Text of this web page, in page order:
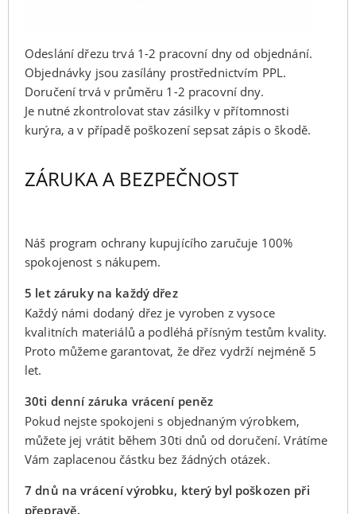
Odeslání dřezu trvá 1-2 pracovní dny od objednání.
Objednávky jsou zasílány prostřednictvím PPL.
Doručení trvá v průměru 1-2 pracovní dny.
Je nutné zkontrolovat stav zásilky v přítomnosti
kurýra, a v případě poškození sepsat zápis o škodě.
ZÁRUKA A BEZPEČNOST
Náš program ochrany kupujícího zaručuje 100%
spokojenost s nákupem.
5 let záruky na každý dřez
Každý námi dodaný dřez je vyroben z vysoce
kvalitních materiálů a podléhá přísným testům kvality.
Proto můžeme garantovat, že dřez vydrží nejméně 5
let.
30ti denní záruka vrácení peněz
Pokud nejste spokojeni s objednaným výrobkem,
můžete jej vrátit během 30ti dnů od doručení. Vrátíme
Vám zaplacenou částku bez žádných otázek.
7 dnů na vrácení výrobku, který byl poškozen při
přepravě.